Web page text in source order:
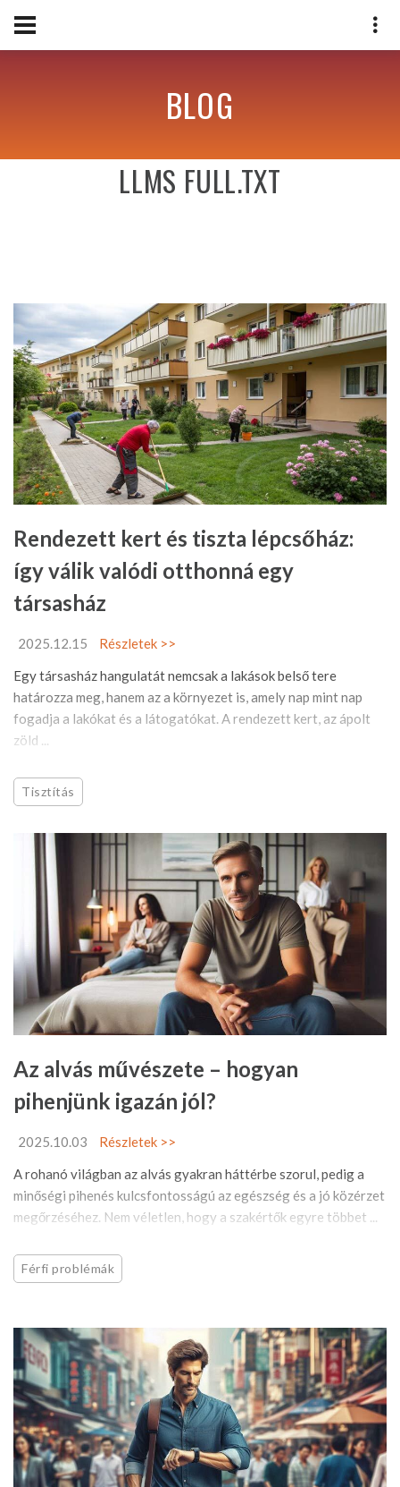
BLOG
LLMS FULL.TXT
Rendezett kert és tiszta lépcsőház:
így válik valódi otthonná egy
társasház
2025.12.15
Részletek >>
Egy társasház hangulatát nemcsak a lakások belső tere
határozza meg, hanem az a környezet is, amely nap mint nap
fogadja a lakókat és a látogatókat. A rendezett kert, az ápolt
zöld ...
Tisztítás
Az alvás művészete – hogyan
pihenjünk igazán jól?
2025.10.03
Részletek >>
A rohanó világban az alvás gyakran háttérbe szorul, pedig a
minőségi pihenés kulcsfontosságú az egészség és a jó közérzet
megőrzéséhez. Nem véletlen, hogy a szakértők egyre többet ...
Férfi problémák